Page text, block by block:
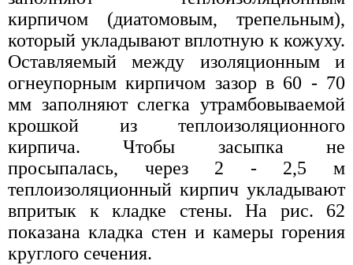
кирпичом (диатомовым, трепельным),
который укладывают вплотную к кожуху.
Оставляемый между изоляционным и
огнеупорным кирпичом зазор в 60 - 70
мм заполняют слегка утрамбовываемой
крошкой из теплоизоляционного
кирпича. Чтобы засыпка не
просыпалась, через 2 - 2,5 м
теплоизоляционный кирпич укладывают
впритык к кладке стены. На рис. 62
показана кладка стен и камеры горения
круглого сечения.